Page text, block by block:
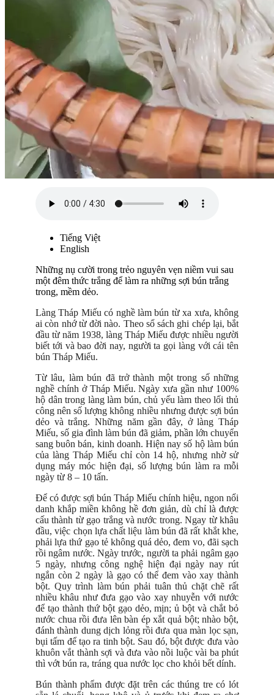
Tiếng Việt
English
Những nụ cười trong trẻo nguyên vẹn niềm vui sau
một đêm thức trắng để làm ra những sợi bún trắng
trong, mềm dẻo.
Làng Tháp Miếu có nghề làm bún từ xa xưa, không
ai còn nhớ từ đời nào. Theo sổ sách ghi chép lại, bắt
đầu từ năm 1938, làng Tháp Miếu được nhiều người
biết tới và bao đời nay, người ta gọi làng với cái tên
bún Tháp Miếu.
Từ lâu, làm bún đã trở thành một trong số những
nghề chính ở Tháp Miếu. Ngày xưa gần như 100%
hộ dân trong làng làm bún, chủ yếu làm theo lối thủ
công nên số lượng không nhiều nhưng được sợi bún
dẻo và trắng. Những năm gần đây, ở làng Tháp
Miếu, số gia đình làm bún đã giảm, phần lớn chuyển
sang buôn bán, kinh doanh. Hiện nay số hộ làm bún
của làng Tháp Miếu chỉ còn 14 hộ, nhưng nhờ sử
dụng máy móc hiện đại, số lượng bún làm ra mỗi
ngày từ 8 – 10 tấn.
Để có được sợi bún Tháp Miếu chính hiệu, ngon nổi
danh khắp miền không hề đơn giản, dù chỉ là được
cấu thành từ gạo trắng và nước trong. Ngay từ khâu
đầu, việc chọn lựa chất liệu làm bún đã rất khắt khe,
phải lựa thứ gạo tẻ không quá dẻo, đem vo, đãi sạch
rồi ngâm nước. Ngày trước, người ta phải ngâm gạo
5 ngày, nhưng công nghệ hiện đại ngày nay rút
ngắn còn 2 ngày là gạo có thể đem vào xay thành
bột. Quy trình làm bún phải tuân thủ chặt chẽ rất
nhiều khâu như đưa gạo vào xay nhuyễn với nước
để tạo thành thứ bột gạo dẻo, mịn; ủ bột và chắt bỏ
nước chua rồi đưa lên bàn ép xắt quả bột; nhào bột,
đánh thành dung dịch lỏng rồi đưa qua màn lọc sạn,
bụi tấm để tạo ra tinh bột. Sau đó, bột được đưa vào
khuôn vắt thành sợi và đưa vào nồi luộc vài ba phút
thì vớt bún ra, tráng qua nước lọc cho khỏi bết dính.
Bún thành phẩm được đặt trên các thúng tre có lót